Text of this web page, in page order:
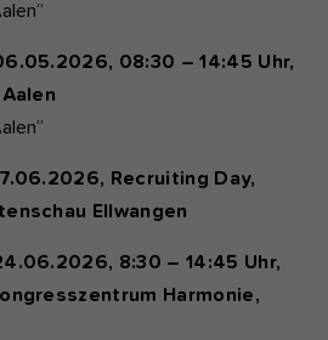
08:30 – 14:45 Uhr,
Recruiting Day,
Ellwangen
8:30 – 14:45 Uhr,
Harmonie,